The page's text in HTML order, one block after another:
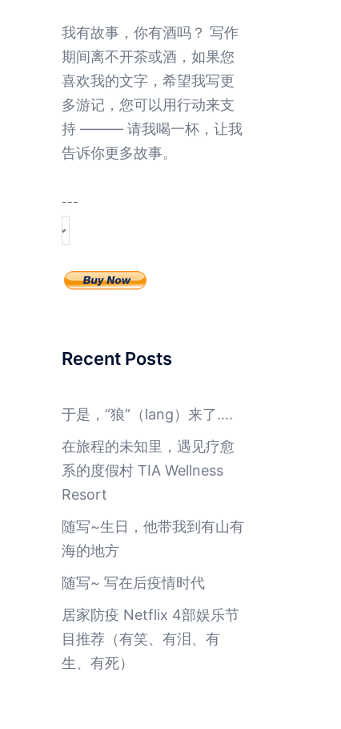
我有故事，你有酒吗？ 写作
期间离不开茶或酒，如果您
喜欢我的文字，希望我写更
多游记，您可以用行动来支
持 ——— 请我喝一杯，让我
告诉你更多故事。
---
Recent Posts
于是，“狼”（lang）来了….
在旅程的未知里，遇见疗愈
系的度假村 TIA Wellness
Resort
随写~生日，他带我到有山有
海的地方
随写~ 写在后疫情时代
居家防疫 Netflix 4部娱乐节
目推荐（有笑、有泪、有
生、有死）